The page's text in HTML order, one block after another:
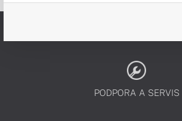
PODPORA A SERVIS